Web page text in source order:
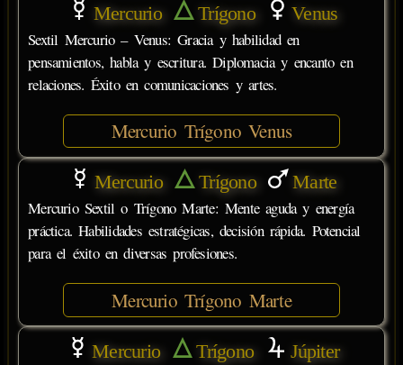
Mercurio Trígono Venus
Sextil Mercurio – Venus: Gracia y habilidad en
pensamientos, habla y escritura. Diplomacia y encanto en
relaciones. Éxito en comunicaciones y artes.
Mercurio Trígono Venus
Mercurio Trígono Marte
Mercurio Sextil o Trígono Marte: Mente aguda y energía
práctica. Habilidades estratégicas, decisión rápida. Potencial
para el éxito en diversas profesiones.
Mercurio Trígono Marte
Mercurio Trígono Júpiter